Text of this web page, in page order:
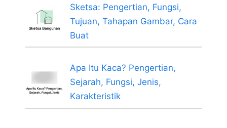
Sketsa: Pengertian, Fungsi,
Tujuan, Tahapan Gambar, Cara
Buat
Apa Itu Kaca? Pengertian,
Sejarah, Fungsi, Jenis,
Karakteristik